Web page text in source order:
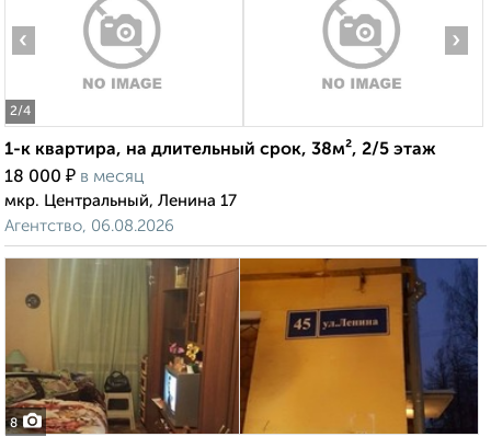
2/4
‹ ›
1-к квартира, на длительный срок, 38м², 2/5 этаж
18 000 ₽ в месяц
мкр. Центральный, Ленина 17
Агентство, 06.08.2026
8